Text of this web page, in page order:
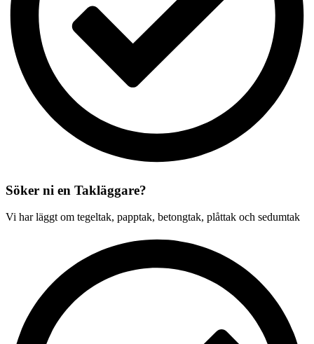
Söker ni en Takläggare?
Vi har läggt om tegeltak, papptak, betongtak, plåttak och sedumtak